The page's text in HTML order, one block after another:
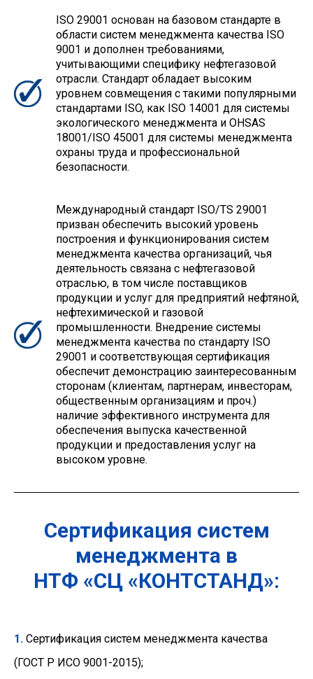
ISO 29001 основан на базовом стандарте в
области систем менеджмента качества ISO
9001 и дополнен требованиями,
учитывающими специфику нефтегазовой
отрасли. Стандарт обладает высоким
уровнем совмещения с такими популярными
стандартами ISO, как ISO 14001 для системы
экологического менеджмента и OHSAS
18001/ISO 45001 для системы менеджмента
охраны труда и профессиональной
безопасности.
Международный стандарт ISO/TS 29001
призван обеспечить высокий уровень
построения и функционирования систем
менеджмента качества организаций, чья
деятельность связана с нефтегазовой
отраслью, в том числе поставщиков
продукции и услуг для предприятий нефтяной,
нефтехимической и газовой
промышленности. Внедрение системы
менеджмента качества по стандарту ISO
29001 и соответствующая сертификация
обеспечит демонстрацию заинтересованным
сторонам (клиентам, партнерам, инвесторам,
общественным организациям и проч.)
наличие эффективного инструмента для
обеспечения выпуска качественной
продукции и предоставления услуг на
высоком уровне.
Сертификация систем
менеджмента в
НТФ «СЦ «КОНТСТАНД»:
1. Сертификация систем менеджмента качества
(ГОСТ Р ИСО 9001-2015);